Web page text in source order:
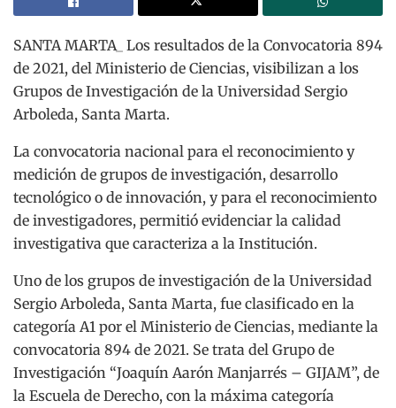
SANTA MARTA_ Los resultados de la Convocatoria 894
de 2021, del Ministerio de Ciencias, visibilizan a los
Grupos de Investigación de la Universidad Sergio
Arboleda, Santa Marta.
La convocatoria nacional para el reconocimiento y
medición de grupos de investigación, desarrollo
tecnológico o de innovación, y para el reconocimiento
de investigadores, permitió evidenciar la calidad
investigativa que caracteriza a la Institución.
Uno de los grupos de investigación de la Universidad
Sergio Arboleda, Santa Marta, fue clasificado en la
categoría A1 por el Ministerio de Ciencias, mediante la
convocatoria 894 de 2021. Se trata del Grupo de
Investigación “Joaquín Aarón Manjarrés – GIJAM”, de
la Escuela de Derecho, con la máxima categoría